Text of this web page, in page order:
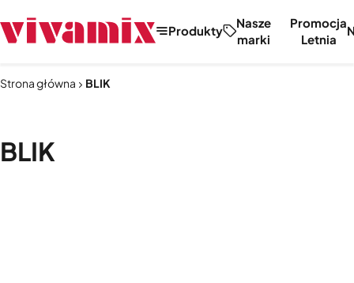
Produkty
Nasze
marki
Promocja
Letnia
Strona główna BLIK
BLIK